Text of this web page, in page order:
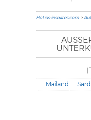
Hotels-insolites.com >
Mailand